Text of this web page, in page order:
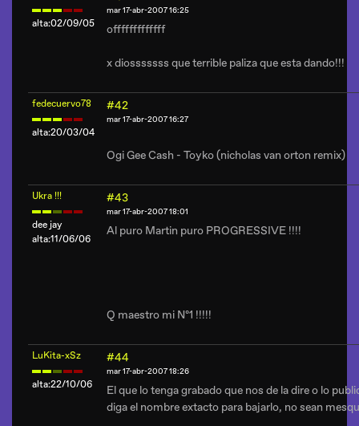
alta:02/09/05
mar 17-abr-2007 16:25
offfffffffffff
x diosssssss que terrible paliza que esta dando!!!
fedecuervo78
alta:20/03/04
#42
mar 17-abr-2007 16:27
Ogi Gee Cash - Toyko (nicholas van orton remix)
Ukra !!!
dee jay
alta:11/06/06
#43
mar 17-abr-2007 18:01
Al puro Martin puro PROGRESSIVE !!!!
Q maestro mi Nº1 !!!!!
LuKita-xSz
alta:22/10/06
#44
mar 17-abr-2007 18:26
El que lo tenga grabado que nos de la dire o lo
diga el nombre extacto para bajarlo, no sean